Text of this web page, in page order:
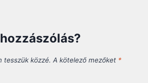
tesszük közzé. A kötelező mezőket *